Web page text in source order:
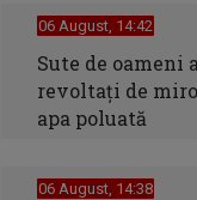
06 August, 14:42
Sute de oameni
revoltați de
apa poluată
06 August, 14:38